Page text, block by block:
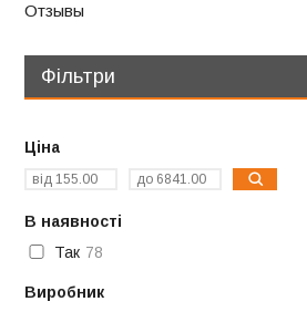
Отзывы
Фільтри
Ціна
В наявності
Так 78
Виробник